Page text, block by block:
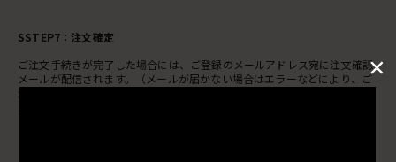
×
SSTEP7：注文確定
ご注文手続きが完了した場合には、ご登録のメールアドレス宛に注文確認
メールが配信されます。（メールが届かない場合はエラーなどにより、ご
注文手続きが正常に完了していない場合がございます）